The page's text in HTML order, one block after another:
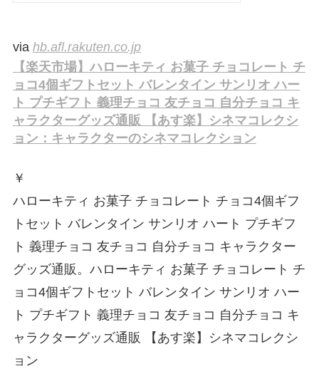
via hb.afl.rakuten.co.jp
【楽天市場】ハローキティ お菓子 チョコレート チ
ョコ4個ギフトセット バレンタイン サンリオ ハー
ト プチギフト 義理チョコ 友チョコ 自分チョコ キ
ャラクターグッズ通販 【あす楽】シネマコレクシ
ョン：キャラクターのシネマコレクション
￥
ハローキティ お菓子 チョコレート チョコ4個ギフ
トセット バレンタイン サンリオ ハート プチギフ
ト 義理チョコ 友チョコ 自分チョコ キャラクター
グッズ通販。ハローキティ お菓子 チョコレート チ
ョコ4個ギフトセット バレンタイン サンリオ ハー
ト プチギフト 義理チョコ 友チョコ 自分チョコ キ
ャラクターグッズ通販 【あす楽】シネマコレクシ
ョン